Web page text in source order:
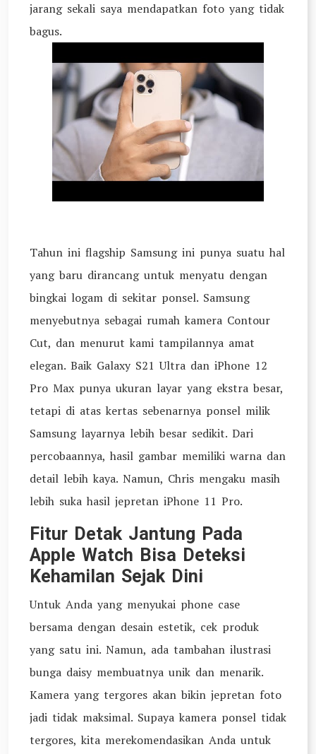
jarang sekali saya mendapatkan foto yang tidak
bagus.
Tahun ini flagship Samsung ini punya suatu hal
yang baru dirancang untuk menyatu dengan
bingkai logam di sekitar ponsel. Samsung
menyebutnya sebagai rumah kamera Contour
Cut, dan menurut kami tampilannya amat
elegan. Baik Galaxy S21 Ultra dan iPhone 12
Pro Max punya ukuran layar yang ekstra besar,
tetapi di atas kertas sebenarnya ponsel milik
Samsung layarnya lebih besar sedikit. Dari
percobaannya, hasil gambar memiliki warna dan
detail lebih kaya. Namun, Chris mengaku masih
lebih suka hasil jepretan iPhone 11 Pro.
Fitur Detak Jantung Pada
Apple Watch Bisa Deteksi
Kehamilan Sejak Dini
Untuk Anda yang menyukai phone case
bersama dengan desain estetik, cek produk
yang satu ini. Namun, ada tambahan ilustrasi
bunga daisy membuatnya unik dan menarik.
Kamera yang tergores akan bikin jepretan foto
jadi tidak maksimal. Supaya kamera ponsel tidak
tergores, kita merekomendasikan Anda untuk